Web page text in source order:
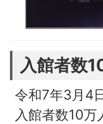
入館者数
令和7年3月4
入館者数10